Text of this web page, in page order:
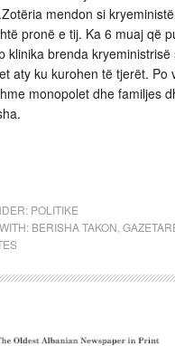
mendon si
pronë e tij. Ka 6 muaj që
klinika brenda
aty ku kurohen të tjerët. Po
monopolet dhe familjes
POLITIKE
BERISHA TAKON